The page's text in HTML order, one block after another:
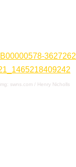
img: swns.com / Henry Nicholls